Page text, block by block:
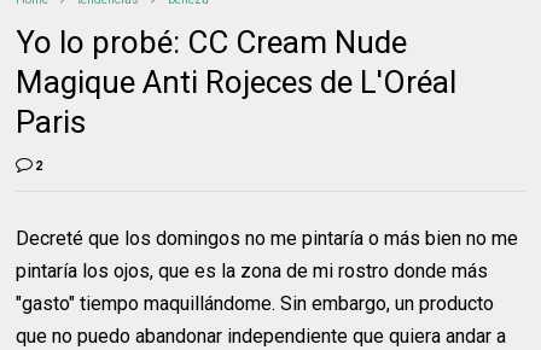
Yo lo probé: CC Cream Nude
Magique Anti Rojeces de L'Oréal
Paris
2
Decreté que los domingos no me pintaría o más bien no me
pintaría los ojos, que es la zona de mi rostro donde más
"gasto" tiempo maquillándome. Sin embargo, un producto
que no puedo abandonar independiente que quiera andar a